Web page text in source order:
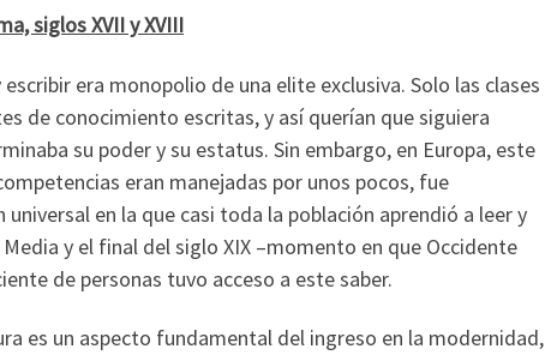
siglos XVII y XVIII
era monopolio de una elite exclusiva. Solo las clases
de conocimiento escritas, y así querían que siguiera
su poder y su estatus. Sin embargo, en Europa, este
eran manejadas por unos pocos, fue
en la que casi toda la población aprendió a leer y
y el final del siglo XIX –momento en que Occidente
de personas tuvo acceso a este saber.
es un aspecto fundamental del ingreso en la modernidad,